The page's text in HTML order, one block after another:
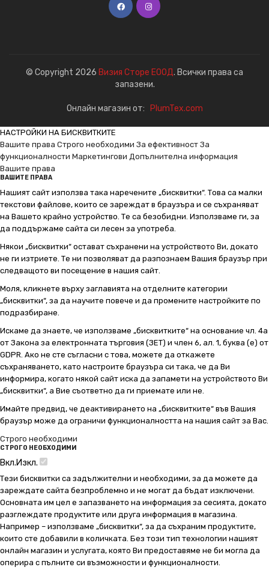
© Copyright 2026 Визия Сторе ЕООД. Всички права са
запазени.
Онлайн магазин от: PlumTex.com
НАСТРОЙКИ НА БИСКВИТКИТЕ
Вашите права Строго необходими За ефективност За
функционалности Маркетингови Допълнителна информация
Вашите права
ВАШИТЕ ПРАВА
Нашият сайт използва така наречените „бисквитки“. Това са малки
текстови файлове, които се зареждат в браузъра и се съхраняват
на Вашето крайно устройство. Те са безобидни. Използваме ги, за
да поддържаме сайта си лесен за употреба.
Някои „бисквитки“ остават съхранени на устройството Ви, докато
не ги изтриете. Те ни позволяват да разпознаем Вашия браузър при
следващото ви посещение в нашия сайт.
Моля, кликнете върху заглавията на отделните категории
„бисквитки“, за да научите повече и да промените настройките по
подразбиране.
Искаме да знаете, че използваме „бисквитките“ на основание чл. 4а
от Закона за електронната търговия (ЗЕТ) и член 6, ал. 1, буква (е) от
GDPR. Ако не сте съгласни с това, можете да откажете
съхраняването, като настроите браузъра си така, че да Ви
информира, когато някой сайт иска да запамети на устройството Ви
„бисквитки“, а Вие съответно да ги приемате или не.
Имайте предвид, че деактивирането на „бисквитките“ във Вашия
браузър може да ограничи функционалността на нашия сайт за Вас.
Строго необходими
СТРОГО НЕОБХОДИМИ
Вкл.Изкл.
Тези бисквитки са задължителни и необходими, за да можете да
зареждате сайта безпроблемно и не могат да бъдат изключени.
Основната им цел е запазването на информация за сесията, докато
разглеждате продуктите или друга информация в магазина.
Например – използваме „бисквитки“, за да съхраним продуктите,
които сте добавили в количката. Без този тип технологии нашият
онлайн магазин и услугата, която Ви предоставяме не би могла да
оперира с пълните си възможности и функционалности.